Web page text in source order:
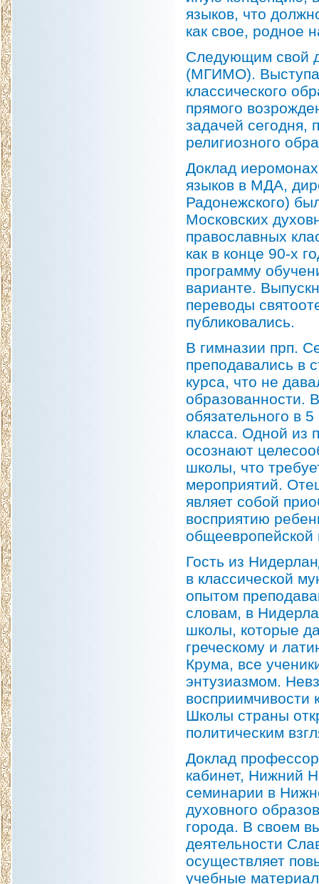
языков, что
как свое, родное
Следующим свой
(МГИМО).
классического
прямого
задачей сегодня,
религиозного
Доклад
языков в МДА,
Радонежского)
Московских
православных
как в конце 90-х
программу
варианте.
переводы
публиковались.
В гимназии прп.
преподавались в
курса, что не
образованности.
обязательного в
класса. Одной из
осознают
школы, что
мероприятий.
являет собой
восприятию
общеевропейской
Гость из
в классической
опытом
словам, в
школы, которые
греческому и
Крума, все
энтузиазмом.
Школы страны
политическим
Доклад
кабинет, Нижний
семинарии в
духовного
города. В своем
деятельности
осуществляет
учебные